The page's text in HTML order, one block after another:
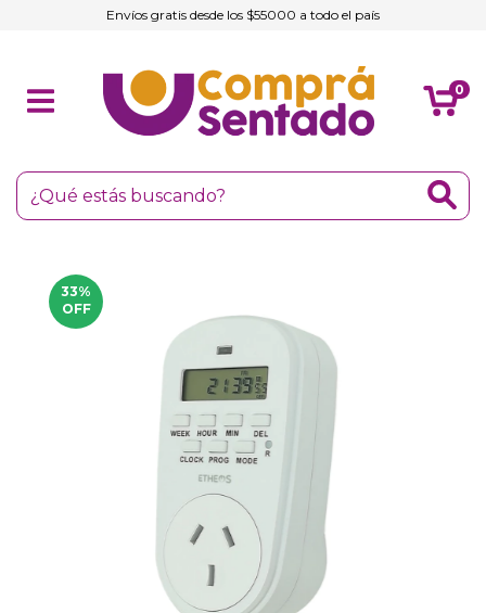
Envíos gratis desde los $55000 a todo el país
0
33%
OFF